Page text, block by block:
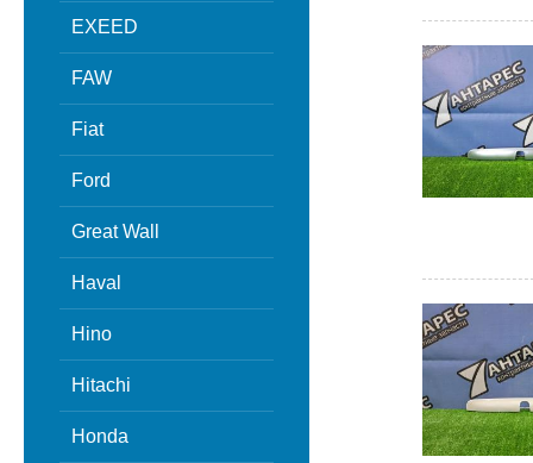
EXEED
FAW
Fiat
Ford
Great Wall
Haval
Hino
Hitachi
Honda